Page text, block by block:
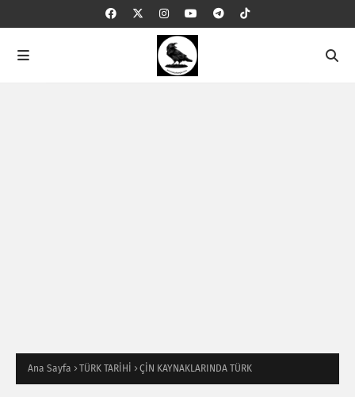
Ana Sayfa TÜRK TARİHİ ÇİN KAYNAKLARINDA TÜRK